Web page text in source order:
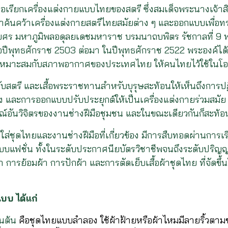
รียกเครื่องแต่งกายแบบไทยของสตรี ซึ่งสมเด็จพระนางเจ้
นคว้าเครื่องแต่งกายสตรีไทยสมัยต่าง ๆ และออกแบบเพื่อท
ร มหาภูมิพลอดุลยเดชมหาราช บรมนาถบพิตร รัชกาลที่ 9
ปีพุทธศักราช 2503 ต่อมา ในปีพุทธศักราช 2522 พระองค์
มาะสมกับสภาพอากาศของประเทศไทย ให้คนไทยไว้ใช้ในโ
สตรี และเสื้อพระราชทานสำหรับบุรุษสะท้อนให้เห็นถึงกา
ละการออกแบบปรับประยุกต์ให้เป็นเครื่องแต่งกายร่วมสมั
นวิจิตรของงานช่างฝีมือชุมชน และในขณะเดียวกันก็สะท้
ส่ชุดไทยและงานช่างฝีมือที่เกี่ยวข้อง มีการสืบทอดผ่านการ
บแฟชั่น ทั้งในระดับประกาศนียบัตรวิชาชีพจนถึงระดับปริ
ารย้อมผ้า การปักผ้า และการตัดเย็บเสื้อผ้าชุดไทย ที่จัดขึ้
บ ได้แก่
น คือชุดไทยแบบลำลอง ใช้ผ้าฝ้ายหรือผ้าไหมมีลายริ้วตา